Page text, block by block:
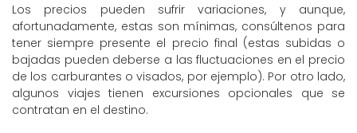
Los precios pueden sufrir variaciones, y aunque,
afortunadamente, estas son mínimas, consúltenos para
tener siempre presente el precio final (estas subidas o
bajadas pueden deberse a las fluctuaciones en el precio
de los carburantes o visados, por ejemplo). Por otro lado,
algunos viajes tienen excursiones opcionales que se
contratan en el destino.